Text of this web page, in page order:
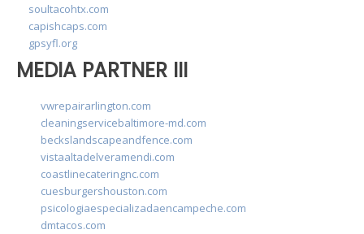
soultacohtx.com
capishcaps.com
gpsyfl.org
MEDIA PARTNER III
vwrepairarlington.com
cleaningservicebaltimore-md.com
beckslandscapeandfence.com
vistaaltadelveramendi.com
coastlinecateringnc.com
cuesburgershouston.com
psicologiaespecializadaencampeche.com
dmtacos.com